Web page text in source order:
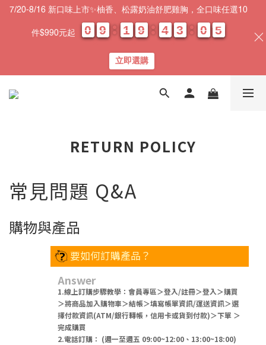
RETURN POLICY
常見問題 Q&A
購物與產品
要如何訂購產品？
Answer
1.線上訂購步驟教學：會員專區＞登入/註冊＞登入＞購買
＞將商品加入購物車＞結帳＞填寫帳單資訊/運送資訊＞選
擇付款資訊(ATM/銀行轉帳，信用卡或貨到付款)＞下單 ＞
完成購買
2.電話訂購： (週一至週五 09:00~12:00、13:00~18:00)
7/20-8/16 新口味上市✨柚香、松露奶油舒肥雞胸，全口味任選10
件$990元起 0
0
0
0 9
9
9
9 1
1
1
1 9
9
9
9 4
4
4
4 3
3
3
3 0
0
0
0 0
0
4
4
3
立即選購